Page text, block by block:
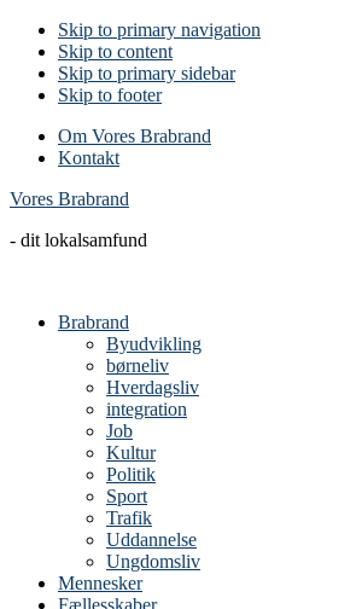
Skip to primary navigation
Skip to content
Skip to primary sidebar
Skip to footer
Om Vores Brabrand
Kontakt
Vores Brabrand
- dit lokalsamfund
Brabrand
Byudvikling
børneliv
Hverdagsliv
integration
Job
Kultur
Politik
Sport
Trafik
Uddannelse
Ungdomsliv
Mennesker
Fællesskaber